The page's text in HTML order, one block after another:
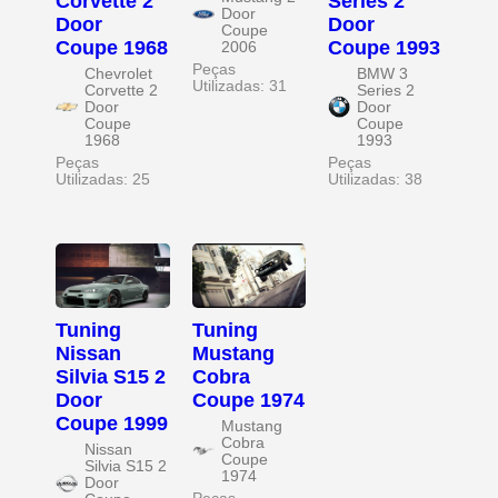
Door
Coupe 1968
Chevrolet
Corvette 2
Door
Coupe
1968
Peças
Utilizadas: 25
Door
Coupe
2006
Peças
Utilizadas: 31
Door
Coupe 1993
BMW 3
Series 2
Door
Coupe
1993
Peças
Utilizadas: 38
Tuning
Nissan
Silvia S15 2
Door
Coupe 1999
Nissan
Silvia S15 2
Door
Tuning
Mustang
Cobra
Coupe 1974
Mustang
Cobra
Coupe
1974